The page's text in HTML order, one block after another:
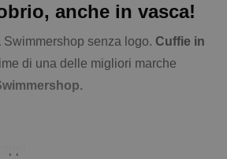
anche in vasca!
Swimmershop senza logo. Cuffie in
di una delle migliori marche